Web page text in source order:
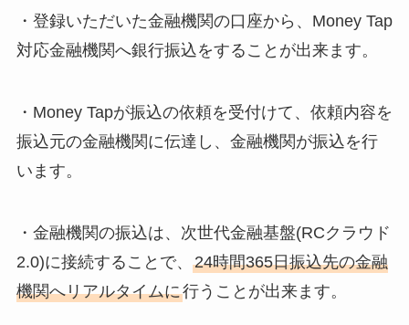
・登録いただいた金融機関の口座から、Money Tap
対応金融機関へ銀行振込をすることが出来ます。
・Money Tapが振込の依頼を受付けて、依頼内容を
振込元の金融機関に伝達し、金融機関が振込を行
います。
・金融機関の振込は、次世代金融基盤(RCクラウド
2.0)に接続することで、 24時間365日振込先の金融
機関へリアルタイムに行うことが出来ます。